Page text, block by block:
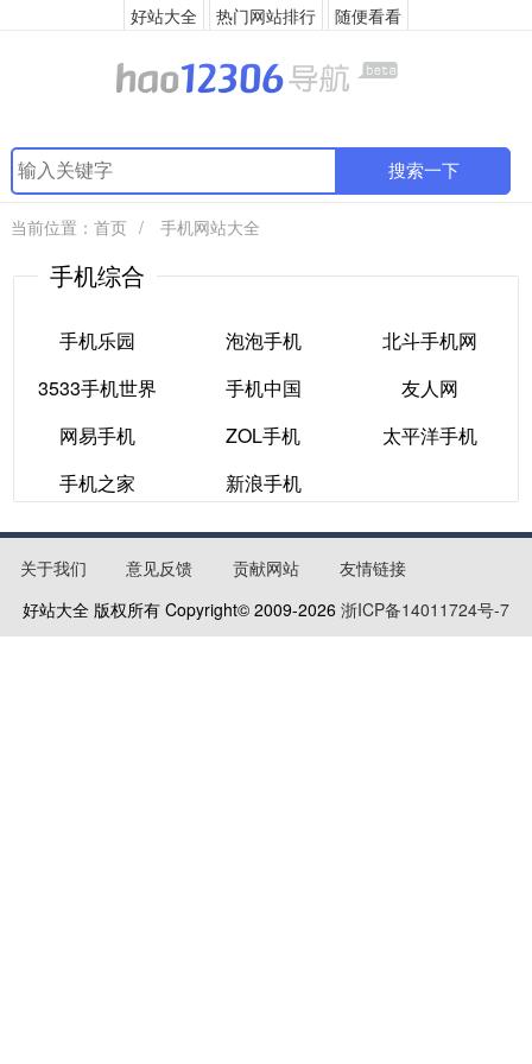
好站大全 热门网站排行 随便看看
搜索一下
当前位置： 首页 / 手机网站大全
手机综合
手机乐园
手机乐园
泡泡手机
泡泡手机
北斗手机网
北斗手机网
3533手机世界
3533手机世界
手机中国
手机中国
友人网
友人网
网易手机
网易手机
ZOL手机
ZOL手机
太平洋手机
手机之家
手机之家
新浪手机
新浪手机
关于我们 意见反馈 贡献网站
友情链接
好站大全 版权所有 Copyright© 2009-2026 浙ICP备14011724号-7